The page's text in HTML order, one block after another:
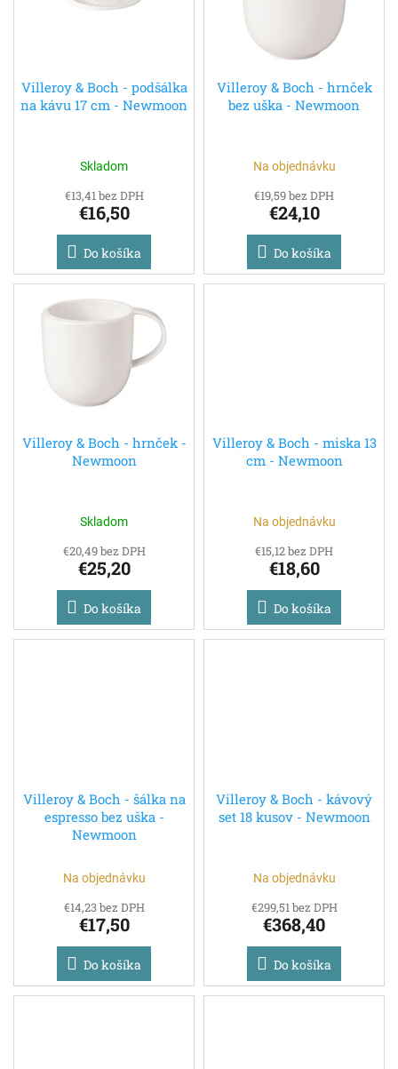
Villeroy & Boch - podšálka
na kávu 17 cm - Newmoon
Skladom
€13,41 bez DPH
€16,50
Do košíka
Villeroy & Boch - hrnček
bez uška - Newmoon
Na objednávku
€19,59 bez DPH
€24,10
Do košíka
Villeroy & Boch - hrnček -
Newmoon
Skladom
€20,49 bez DPH
€25,20
Do košíka
Villeroy & Boch - miska 13
cm - Newmoon
Na objednávku
€15,12 bez DPH
€18,60
Do košíka
Villeroy & Boch - šálka na
espresso bez uška -
Newmoon
Na objednávku
€14,23 bez DPH
€17,50
Do košíka
Villeroy & Boch - kávový
set 18 kusov - Newmoon
Na objednávku
€299,51 bez DPH
€368,40
Do košíka